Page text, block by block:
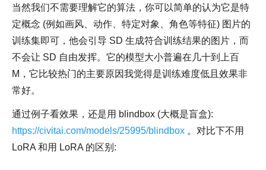
当然我们不需要理解它的算法，你可以简单的认为它是特
定概念 (例如画风、动作、特定对象、角色等特征) 图片的
训练集即可，他会引导 SD 生成符合训练结果的图片，而
不会让 SD 自由发挥。它的模型大小普遍在几十到上百
M，它比较热门的主要原因我觉得是训练难度低且效果非
常好。
通过例子看效果，还是用 blindbox (大概是盲盒):
https://civitai.com/models/25995/blindbox 。对比下不用
LoRA 和用 LoRA 的区别: